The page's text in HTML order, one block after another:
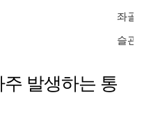
좌골 압
슬관절
발생하는 통